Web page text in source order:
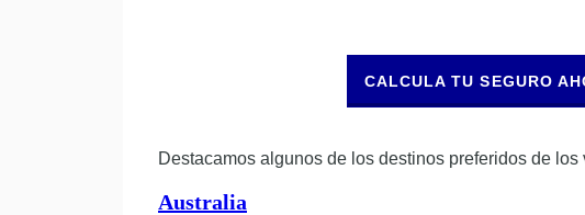
CALCULA TU SEGURO
Destacamos algunos de los destinos preferidos de los
Australia